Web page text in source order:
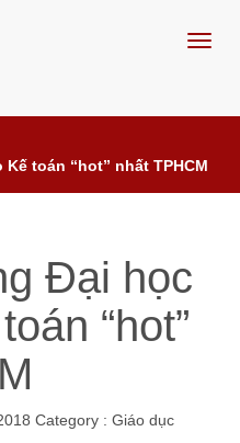
qua trải
toán “hot” nhất TPHCM
Đại học
“hot”
Category : Giáo dục